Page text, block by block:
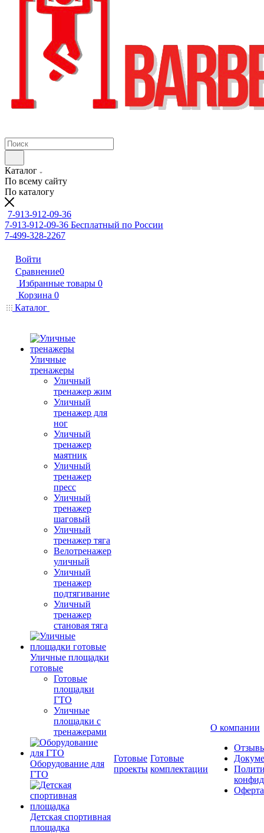
Каталог
По всему сайту
По каталогу
7-913-912-09-36
7-913-912-09-36 Бесплатный по России
7-499-328-2267
Войти
Сравнение0
Избранные товары 0
Корзина 0
Каталог
Уличные
тренажеры
Уличный
тренажер жим
Уличный
тренажер для
ног
Уличный
тренажер
маятник
Уличный
тренажер
пресс
Уличный
тренажер
шаговый
Уличный
тренажер тяга
Велотренажер
уличный
Уличный
тренажер
подтягивание
Уличный
тренажер
становая тяга
Уличные площадки
готовые
Готовые
площадки
ГТО
Уличные
площадки с
тренажерами
Оборудование для
ГТО
Детская спортивная
площадка
Готовые
проекты
Готовые
комплектации
О компании
Оферта